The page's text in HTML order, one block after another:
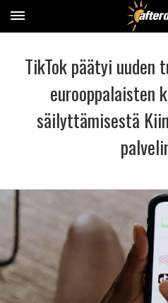
TikTok päätyi uuden
eurooppalaisten
säilyttämisestä